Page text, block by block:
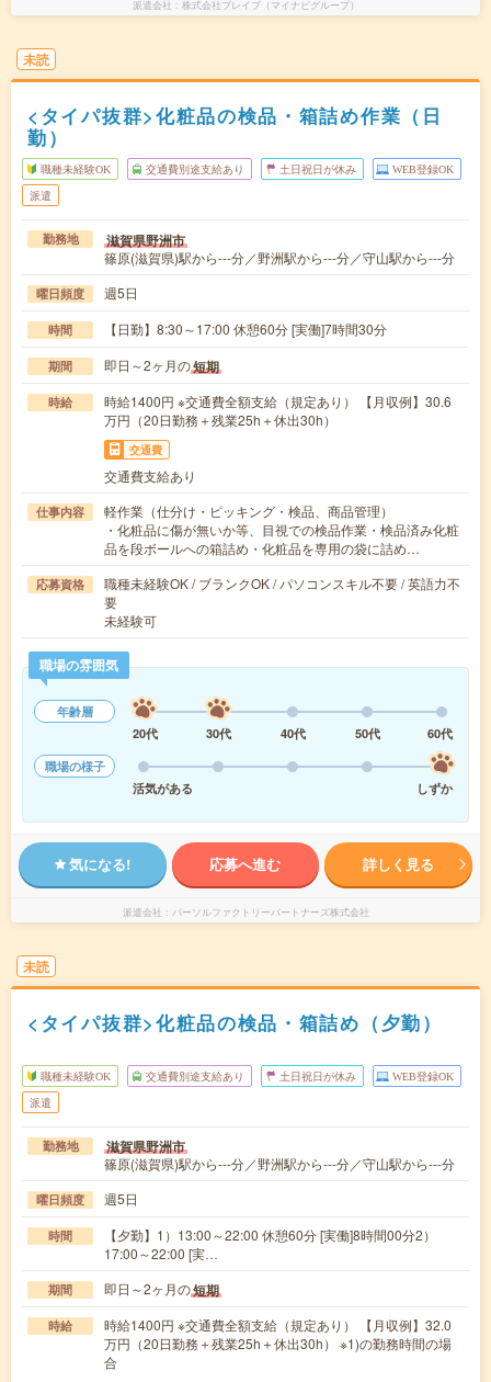
派遣会社 株式会社ブレイブ（マイナビグループ）
未読
<タイパ抜群>化粧品の検品・箱詰め作業（日
勤）
職種未経験OK 交通費別途支給あり 土日祝日が休み WEB登録OK
派遣
勤務地 滋賀県野洲市
篠原(滋賀県)駅から---分／野洲駅から---分／守山駅から---分
曜日頻度 週5日
時間 【日勤】8:30～17:00 休憩60分 [実働]7時間30分
期間 即日～2ヶ月の短期
時給
時給1400円 ※交通費全額支給（規定あり） 【月収例】30.6
万円（20日勤務＋残業25h＋休出30h）
交通費
交通費支給あり
仕事内容
軽作業（仕分け・ピッキング・検品、商品管理）
・化粧品に傷が無いか等、目視での検品作業・検品済み化粧
品を段ボールへの箱詰め・化粧品を専用の袋に詰め…
応募資格
職種未経験OK / ブランクOK / パソコンスキル不要 / 英語力不
要
未経験可
職場の雰囲気
年齢層
20代
30代 40代 50代
60代
職場の様子
活気がある
しずか
気になる! 応募へ進む 詳しく見る
派遣会社 パーソルファクトリーパートナーズ株式会社
未読
<タイパ抜群>化粧品の検品・箱詰め（夕勤）
職種未経験OK 交通費別途支給あり 土日祝日が休み WEB登録OK
派遣
勤務地 滋賀県野洲市
篠原(滋賀県)駅から---分／野洲駅から---分／守山駅から---分
曜日頻度 週5日
時間
【夕勤】1）13:00～22:00 休憩60分 [実働]8時間00分2）
17:00～22:00 [実…
期間 即日～2ヶ月の短期
時給
時給1400円 ※交通費全額支給（規定あり） 【月収例】32.0
万円（20日勤務＋残業25h＋休出30h） ※1)の勤務時間の場
合